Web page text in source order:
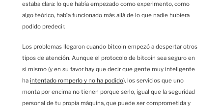
estaba clara: lo que había empezado como experimento, como
algo teórico, había funcionado más allá de lo que nadie hubiera
podido predecir.
Los problemas llegaron cuando bitcoin empezó a despertar otros
tipos de atención. Aunque el protocolo de bitcoin sea seguro en
si mismo (y en su favor hay que decir que gente muy inteligente
ha intentado romperlo y no ha podido), los servicios que uno
monta por encima no tienen porque serlo, igual que la seguridad
personal de tu propia máquina, que puede ser comprometida y